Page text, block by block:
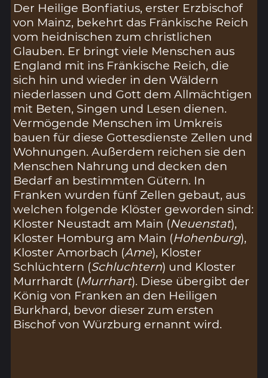
Der Heilige Bonfiatius, erster Erzbischof
von Mainz, bekehrt das Fränkische Reich
vom heidnischen zum christlichen
Glauben. Er bringt viele Menschen aus
England mit ins Fränkische Reich, die
sich hin und wieder in den Wäldern
niederlassen und Gott dem Allmächtigen
mit Beten, Singen und Lesen dienen.
Vermögende Menschen im Umkreis
bauen für diese Gottesdienste Zellen und
Wohnungen. Außerdem reichen sie den
Menschen Nahrung und decken den
Bedarf an bestimmten Gütern. In
Franken wurden fünf Zellen gebaut, aus
welchen folgende Klöster geworden sind:
Kloster Neustadt am Main (Neuenstat),
Kloster Homburg am Main (Hohenburg),
Kloster Amorbach (Ame), Kloster
Schlüchtern (Schluchtern) und Kloster
Murrhardt (Murrhart). Diese übergibt der
König von Franken an den Heiligen
Burkhard, bevor dieser zum ersten
Bischof von Würzburg ernannt wird.